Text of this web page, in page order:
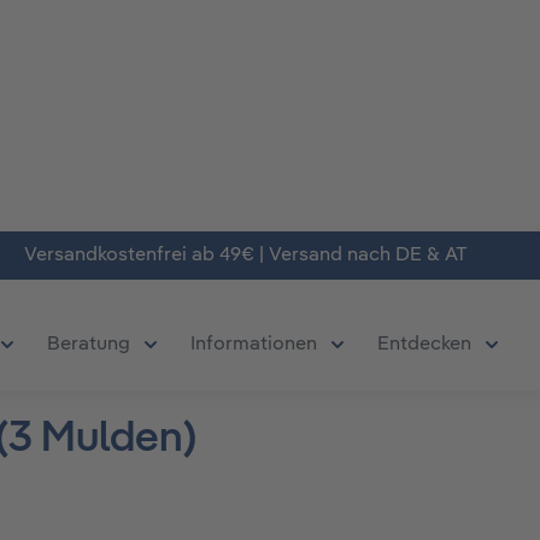
Versandkostenfrei ab 49€ | Versand nach DE & AT
das Dropdown der Kategorie Produkte
Öffne oder Schließe das Dropdown der Kategorie Deals
Beratung Informationen
Öffne oder Schließe
Entdecken
Öffne
Mulden)